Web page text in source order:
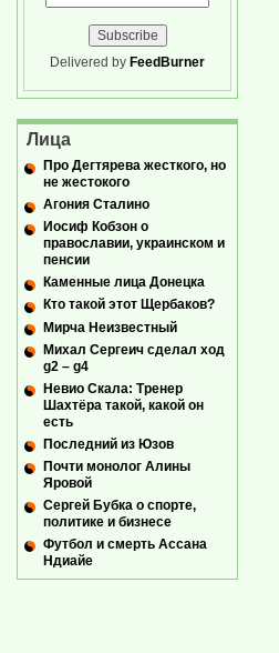
Delivered by FeedBurner
Лица
Про Дегтярева жесткого, но
не жестокого
Агония Сталино
Иосиф Кобзон о
православии, украинском и
пенсии
Каменные лица Донецка
Кто такой этот Щербаков?
Мирча Неизвестный
Михал Сергеич сделал ход
g2 – g4
Невио Скала: Тренер
Шахтёра такой, какой он
есть
Последний из Юзов
Почти монолог Алины
Яровой
Сергей Бубка о спорте,
политике и бизнесе
Футбол и смерть Ассана
Ндиайе